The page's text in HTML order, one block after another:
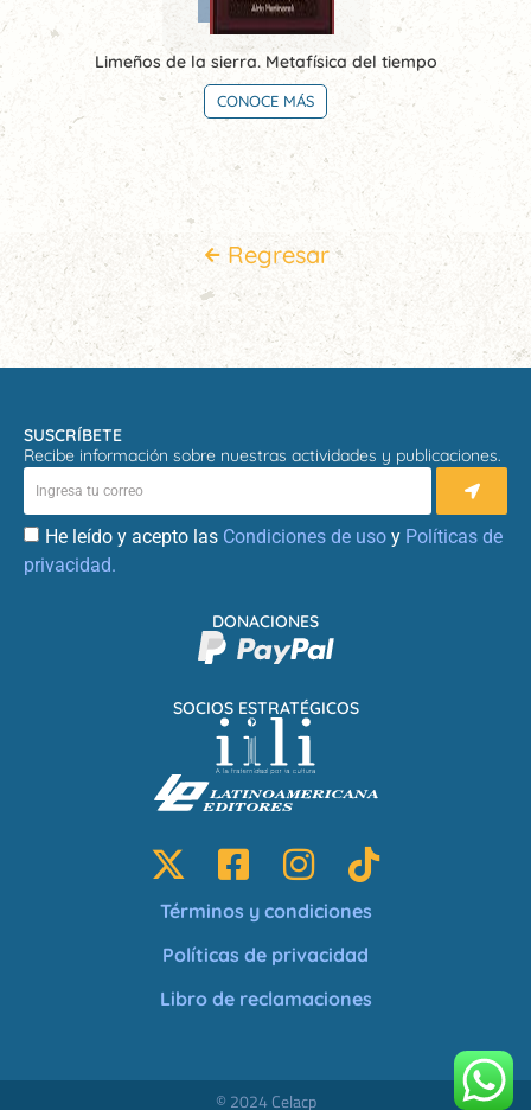
Limeños de la sierra. Metafísica del tiempo
CONOCE MÁS
Regresar
SUSCRÍBETE
Recibe información sobre nuestras actividades y publicaciones.
He leído y acepto las Condiciones de uso y Políticas de
privacidad.
SOCIOS ESTRATÉGICOS
DONACIONES
Términos y condiciones
Políticas de privacidad
Libro de reclamaciones
© 2024 Celacp